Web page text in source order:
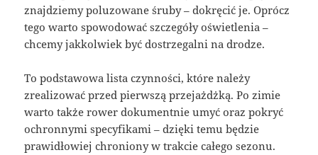
znajdziemy poluzowane śruby – dokręcić je. Oprócz
tego warto spowodować szczegóły oświetlenia –
chcemy jakkolwiek być dostrzegalni na drodze.
To podstawowa lista czynności, które należy
zrealizować przed pierwszą przejażdżką. Po zimie
warto także rower dokumentnie umyć oraz pokryć
ochronnymi specyfikami – dzięki temu będzie
prawidłowiej chroniony w trakcie całego sezonu.